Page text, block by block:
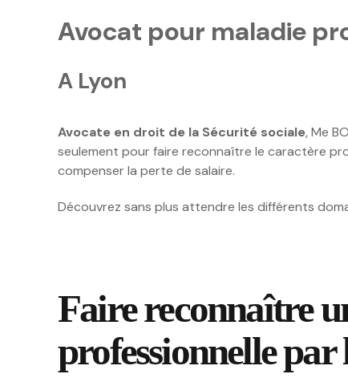
Avocat pour maladie
A Lyon
Avocate en droit de la Sécurité sociale, Me
seulement pour faire reconnaître le caractère
compenser la perte de salaire.
Découvrez sans plus attendre les différents
Faire reconnaître
professionnelle